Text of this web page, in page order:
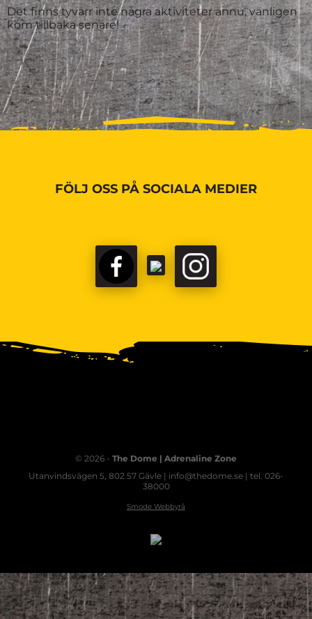
Det finns tyvärr inte några aktiviteter ännu, vänligen
kom tillbaka senare!
FÖLJ OSS PÅ SOCIALA MEDIER
© 2026 - The Dome | Adrenaline Zone
Utanvindsvägen 5, 802 57 Gävle | info@thedome.se | tel. 026-
38000
Smode Webbyrå